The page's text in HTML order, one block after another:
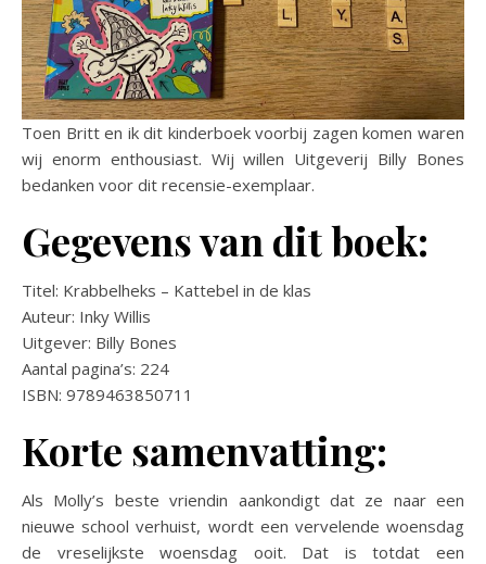
Toen Britt en ik dit kinderboek voorbij zagen komen waren
wij enorm enthousiast. Wij willen Uitgeverij Billy Bones
bedanken voor dit recensie-exemplaar.
Gegevens van dit boek:
Titel: Krabbelheks – Kattebel in de klas
Auteur: Inky Willis
Uitgever: Billy Bones
Aantal pagina’s: 224
ISBN: 9789463850711
Korte samenvatting:
Als Molly’s beste vriendin aankondigt dat ze naar een
nieuwe school verhuist, wordt een vervelende woensdag
de vreselijkste woensdag ooit. Dat is totdat een